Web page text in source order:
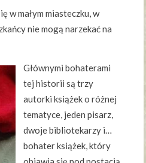
w małym miasteczku, w
nie mogą narzekać na
Głównymi bohaterami
tej historii są trzy
autorki książek o różnej
tematyce, jeden pisarz,
dwoje bibliotekarzy i…
bohater książek, który